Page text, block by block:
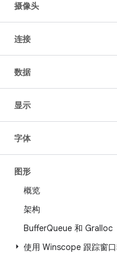
摄像头
连接
数据
显示
字体
图形
概览
架构
BufferQueue 和 Gralloc
使用 Winscope 跟踪窗